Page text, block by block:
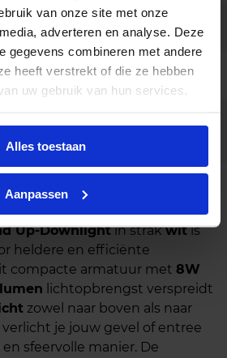
van onze site met onze
adverteren en analyse. Deze
gegevens combineren met andere
heeft verstrekt of die ze hebben
uw gebruik van hun services.
Alles toestaan
Aanpassen
5 jaar (5 jaar anti corrosie)
wit LED 3000K Fase
Up-Downlightin strakwitis
heldere en efficiënte
compacte armatuur met 8W
lichtopbrengst verspreidt
zowel naar boven als naar
je jouw gevel of entree
sfeervolle manier. De